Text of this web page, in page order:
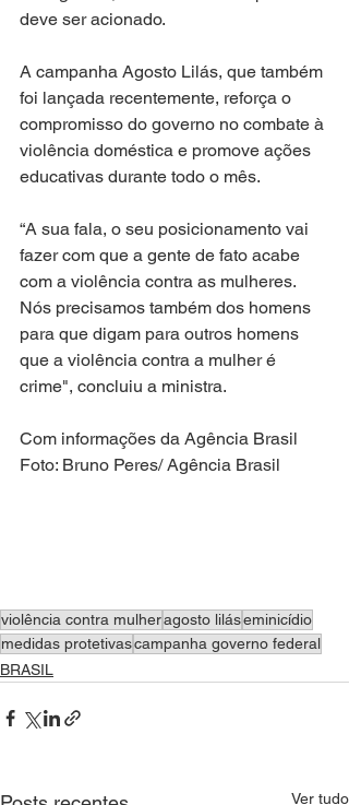
deve ser acionado.
A campanha Agosto Lilás, que também
foi lançada recentemente, reforça o
compromisso do governo no combate à
violência doméstica e promove ações
educativas durante todo o mês.
“A sua fala, o seu posicionamento vai
fazer com que a gente de fato acabe
com a violência contra as mulheres.
Nós precisamos também dos homens
para que digam para outros homens
que a violência contra a mulher é
crime", concluiu a ministra.
Com informações da Agência Brasil
Foto: Bruno Peres/ Agência Brasil
violência contra mulheragosto liláseminicídio
medidas protetivascampanha governo federal
BRASIL
Ver tudo